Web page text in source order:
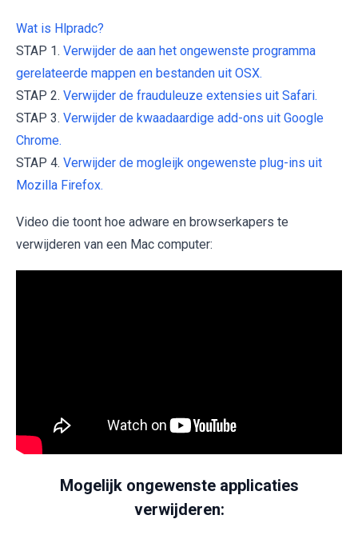
Wat is Hlpradc?
STAP 1. Verwijder de aan het ongewenste programma
gerelateerde mappen en bestanden uit OSX.
STAP 2. Verwijder de frauduleuze extensies uit Safari.
STAP 3. Verwijder de kwaadaardige add-ons uit Google
Chrome.
STAP 4. Verwijder de mogleijk ongewenste plug-ins uit
Mozilla Firefox.
Video die toont hoe adware en browserkapers te
verwijderen van een Mac computer:
Mogelijk ongewenste applicaties
verwijderen: